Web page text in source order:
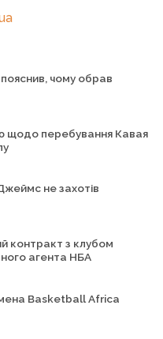
чому обрав
щодо перебування Кавая
не захотів
контракт з клубом
агента НБА
Basketball Africa